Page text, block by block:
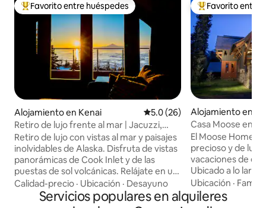
Favorito entre huéspedes preferido
Favorito entre huéspedes
Alojamiento en Kenai Calificación promedio: 5.0 de
5.0 (26)
Retiro de lujo frente al mar | Jacuzzi,
vistas al volcán
Retiro de lujo con vistas al mar y paisajes
inolvidables de Alaska. Disfruta de vistas
panorámicas de Cook Inlet y de las
puestas de sol volcánicas. Relájate en un
baño tipo spa con bañera de
hidromasaje, ducha doble a ras de suelo
y tocador doble. El espacio abierto de
Calidad-precio · Ubicación · Desayuno
Favorito entre
Favorito entre
Alojamiento en
g
Casa Moose en
El Moose Home
precioso y de lujo
vacaciones de
Ubicado a lo largo
corazón de la
tranquilo entorno
base perfecto
Ubicación ·
Servicios populares en alquileres